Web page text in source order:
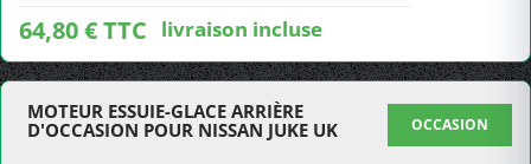
64,80 € TTC livraison incluse
MOTEUR ESSUIE-GLACE ARRIÈRE
D'OCCASION POUR NISSAN JUKE UK
OCCASION